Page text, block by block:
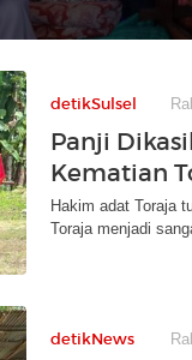
detikSulsel
Panji
Kematian
Hakim adat Toraja
Toraja menjadi
detikNews